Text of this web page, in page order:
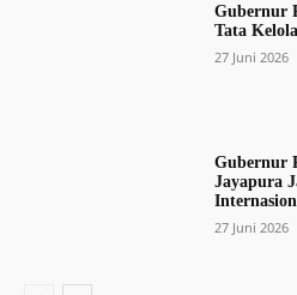
Gubernur
Tata
27 Juni 2026
Gubernur
Jayapura
27 Juni 2026